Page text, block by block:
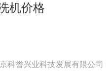
机价格
科誉兴业科技发展有限公司